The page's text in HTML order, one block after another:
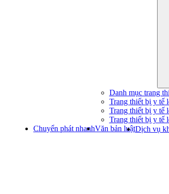
Danh mục trang
Trang thiết bị y tế
Trang thiết bị y tế
Trang thiết bị y tế
Chuyển phát nhanhVăn bản luậtDịch vụ